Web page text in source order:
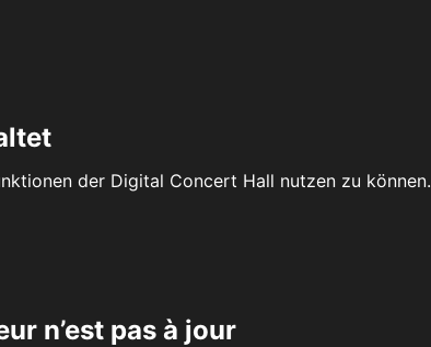
der Digital Concert Hall nutzen zu können.
n’est pas à jour